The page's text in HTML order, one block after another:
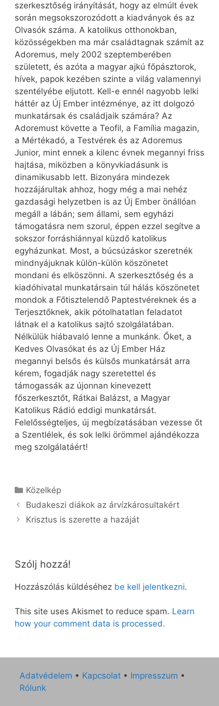
szerkesztőség irányítását, hogy az elmúlt évek
során megsokszorozódott a kiadványok és az
Olvasók száma. A katolikus otthonokban,
közösségekben ma már családtagnak számít az
Adoremus, mely 2002 szeptemberében
született, és azóta a magyar ajkú főpásztorok,
hívek, papok kezében szinte a világ valamennyi
szentélyébe eljutott. Kell-e ennél nagyobb lelki
háttér az Új Ember intézménye, az itt dolgozó
munkatársak és családjaik számára? Az
Adoremust követte a Teofil, a Família magazin,
a Mértékadó, a Testvérek és az Adoremus
Junior, mint ennek a kilenc évnek megannyi friss
hajtása, miközben a könyvkiadásunk is
dinamikusabb lett. Bizonyára mindezek
hozzájárultak ahhoz, hogy még a mai nehéz
gazdasági helyzetben is az Új Ember önállóan
megáll a lábán; sem állami, sem egyházi
támogatásra nem szorul, éppen ezzel segítve a
sokszor forráshiánnyal küzdő katolikus
egyházunkat. Most, a búcsúzáskor szeretnék
mindnyájuknak külön-külön köszönetet
mondani és elköszönni. A szerkesztőség és a
kiadóhivatal munkatársain túl hálás köszönetet
mondok a Főtisztelendő Paptestvéreknek és a
Terjesztőknek, akik pótolhatatlan feladatot
látnak el a katolikus sajtó szolgálatában.
Nélkülük hiábavaló lenne a munkánk. Őket, a
Kedves Olvasókat és az Új Ember Ház
megannyi belsős és külsős munkatársát arra
kérem, fogadják nagy szeretettel és
támogassák az újonnan kinevezett
főszerkesztőt, Rátkai Balázst, a Magyar
Katolikus Rádió eddigi munkatársát.
Felelősségteljes, új megbízatásában vezesse őt
a Szentlélek, és sok lelki örömmel ajándékozza
meg szolgálatáért!
Kategória
Közelkép
Budakeszi diákok az árvízkárosultakért
Krisztus is szerette a hazáját
Szólj hozzá!
Hozzászólás küldéséhez be kell jelentkezni.
This site uses Akismet to reduce spam. Learn
how your comment data is processed.
Adatvédelem • Kapcsolat • Impresszum •
Rólunk